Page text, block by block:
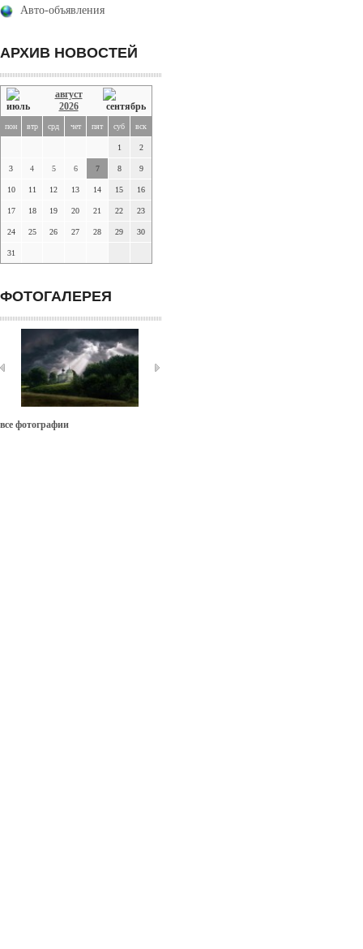
Авто-объявления
АРХИВ НОВОСТЕЙ
август
2026
пон втр срд чет пят суб вск
1 2
3 4 5 6 7 8 9
10 11 12 13 14 15 16
17 18 19 20 21 22 23
24 25 26 27 28 29 30
31
ФОТОГАЛЕРЕЯ
все фотографии